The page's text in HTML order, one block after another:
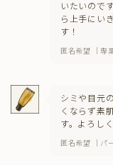
いたいので
ら上手にい
す！
匿名希望 ｜専
シミや目元
くならず素
す。よろし
匿名希望 ｜パ